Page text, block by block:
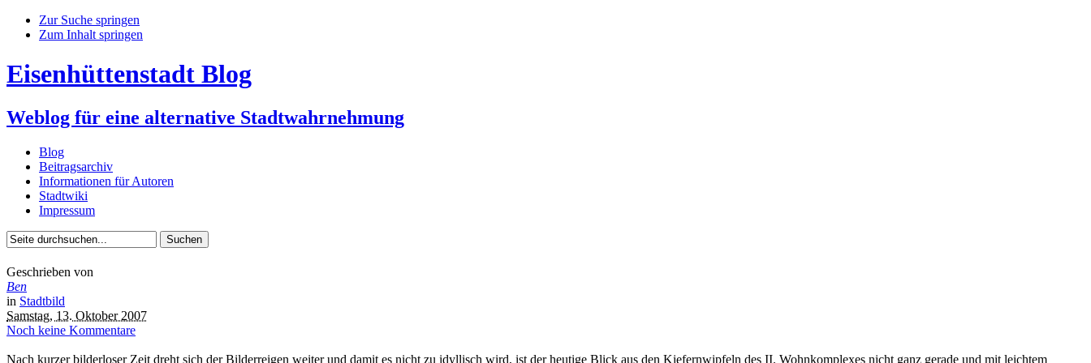
Zur Suche springen
Zum Inhalt springen
Eisenhüttenstadt Blog
Weblog für eine alternative Stadtwahrnehmung
Blog
Beitragsarchiv
Informationen für Autoren
Stadtwiki
Impressum
Geschrieben von
Ben
in Stadtbild
Samstag, 13. Oktober 2007
Noch keine Kommentare
Nach kurzer bilderloser Zeit dreht sich der Bilderreigen weiter und damit es nicht zu idyllisch wird, ist der heutige Blick aus den Kiefernwipfeln des II. Wohnkomplexes nicht ganz gerade und mit leichtem